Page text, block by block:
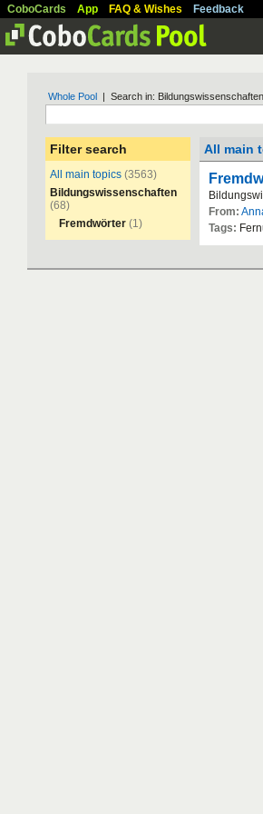
CoboCards App FAQ & Wishes Feedback
Whole Pool | Search in:
Filter search
All main topics (3563)
Bildungswissenschaften
(68)
Fremdwörter (1)
All main
From:
Tags: